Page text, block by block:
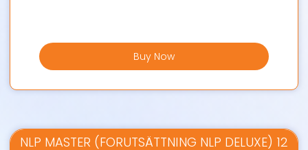
Buy Now
NLP MASTER (FORUTSÄTTNING NLP DELUXE) 12